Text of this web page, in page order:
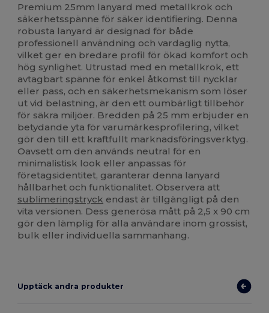
Premium 25mm lanyard med metallkrok och
säkerhetsspänne för säker identifiering. Denna
robusta lanyard är designad för både
professionell användning och vardaglig nytta,
vilket ger en bredare profil för ökad komfort och
hög synlighet. Utrustad med en metallkrok, ett
avtagbart spänne för enkel åtkomst till nycklar
eller pass, och en säkerhetsmekanism som löser
ut vid belastning, är den ett oumbärligt tillbehör
för säkra miljöer. Bredden på 25 mm erbjuder en
betydande yta för varumärkesprofilering, vilket
gör den till ett kraftfullt marknadsföringsverktyg.
Oavsett om den används neutral för en
minimalistisk look eller anpassas för
företagsidentitet, garanterar denna lanyard
hållbarhet och funktionalitet. Observera att
sublimeringstryck endast är tillgängligt på den
vita versionen. Dess generösa mått på 2,5 x 90 cm
gör den lämplig för alla användare inom grossist,
bulk eller individuella sammanhang.
Upptäck andra produkter